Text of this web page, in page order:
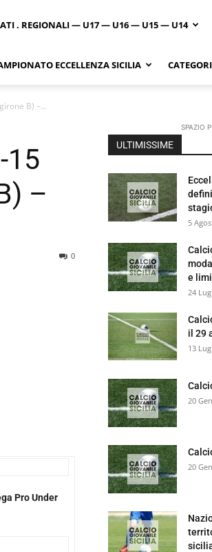
. REGIONALI — U17 — U16 — U15 — U14
ECCELLENZA SICILIA
B) –...
15
–
0
Pro Under
SPAZIO
ULTIMISSIME
5
e
24
il 29
13
20
20